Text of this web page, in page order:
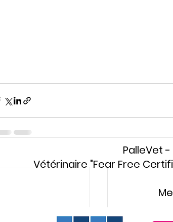
PalleVet
Vétérinaire "Fear Free